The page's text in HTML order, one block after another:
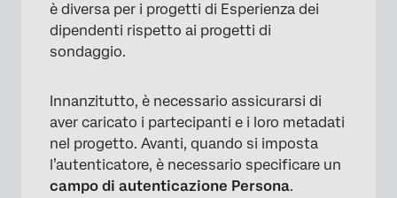
è diversa per i progetti di Esperienza dei
dipendenti rispetto ai progetti di
sondaggio.
Innanzitutto, è necessario assicurarsi di
aver caricato i partecipanti e i loro metadati
nel progetto. Avanti, quando si imposta
l’autenticatore, è necessario specificare un
campo di autenticazione Persona.